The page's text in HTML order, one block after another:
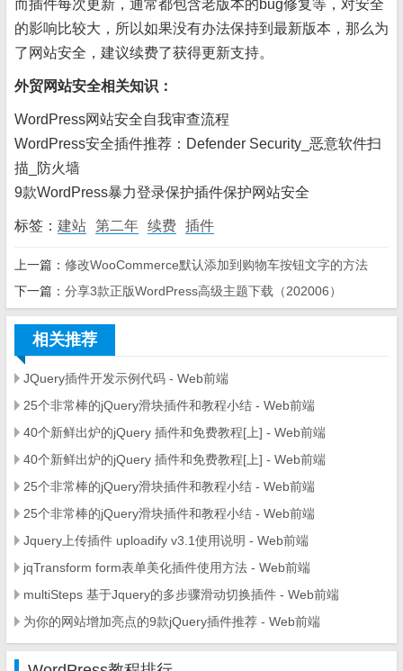
而插件每次更新，通常都包含老版本的bug修复等，对安全
的影响比较大，所以如果没有办法保持到最新版本，那么为
了网站安全，建议续费了获得更新支持。
外贸网站安全相关知识：
WordPress网站安全自我审查流程
WordPress安全插件推荐：Defender Security_恶意软件扫
描_防火墙
9款WordPress暴力登录保护插件保护网站安全
标签： 建站 第二年 续费 插件
上一篇： 修改WooCommerce默认添加到购物车按钮文字的方法
下一篇： 分享3款正版WordPress高级主题下载（202006）
相关推荐
JQuery插件开发示例代码 - Web前端
25个非常棒的jQuery滑块插件和教程小结 - Web前端
40个新鲜出炉的jQuery 插件和免费教程[上] - Web前端
40个新鲜出炉的jQuery 插件和免费教程[上] - Web前端
25个非常棒的jQuery滑块插件和教程小结 - Web前端
25个非常棒的jQuery滑块插件和教程小结 - Web前端
Jquery上传插件 uploadify v3.1使用说明 - Web前端
jqTransform form表单美化插件使用方法 - Web前端
multiSteps 基于Jquery的多步骤滑动切换插件 - Web前端
为你的网站增加亮点的9款jQuery插件推荐 - Web前端